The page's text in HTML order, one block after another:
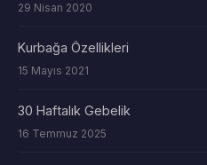
29 Nisan 2020
Kurbağa Özellikleri
15 Mayıs 2021
30 Haftalık Gebelik
16 Temmuz 2025